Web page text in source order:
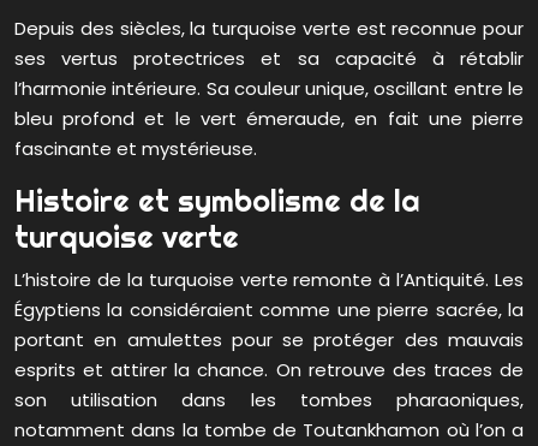
Depuis des siècles, la turquoise verte est reconnue pour
ses vertus protectrices et sa capacité à rétablir
l’harmonie intérieure. Sa couleur unique, oscillant entre le
bleu profond et le vert émeraude, en fait une pierre
fascinante et mystérieuse.
Histoire et symbolisme de la
turquoise verte
L’histoire de la turquoise verte remonte à l’Antiquité. Les
Égyptiens la considéraient comme une pierre sacrée, la
portant en amulettes pour se protéger des mauvais
esprits et attirer la chance. On retrouve des traces de
son utilisation dans les tombes pharaoniques,
notamment dans la tombe de Toutankhamon où l’on a